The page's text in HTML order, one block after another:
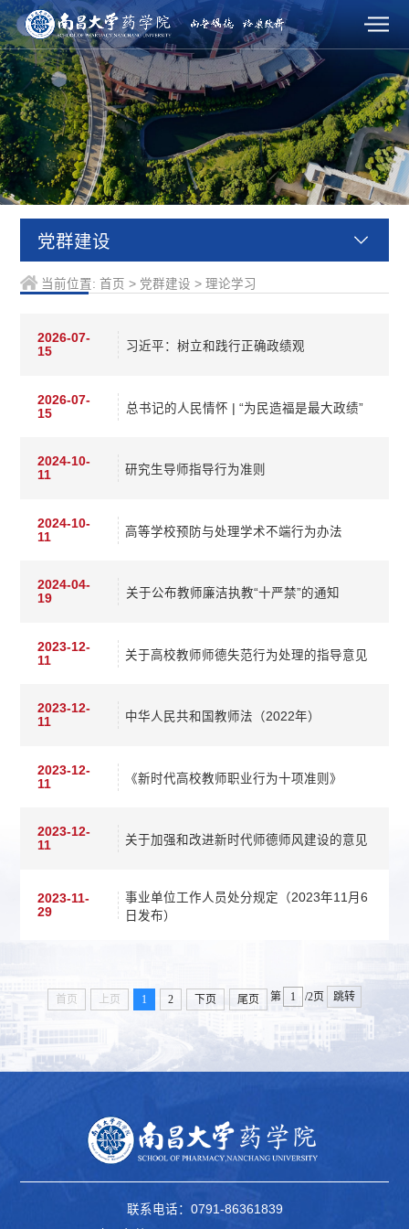
党群建设
当前位置: 首页 > 党群建设 > 理论学习
2026-07-
15
习近平：树立和践行正确政绩观
2026-07-
15
总书记的人民情怀 | “为民造福是最大政绩”
2024-10-
11
研究生导师指导行为准则
2024-10-
11
高等学校预防与处理学术不端行为办法
2024-04-
19
关于公布教师廉洁执教“十严禁”的通知
2023-12-
11
关于高校教师师德失范行为处理的指导意见
2023-12-
11
中华人民共和国教师法（2022年）
2023-12-
11
《新时代高校教师职业行为十项准则》
2023-12-
11
关于加强和改进新时代师德师风建设的意见
2023-11-
29
事业单位工作人员处分规定（2023年11月6
日发布）
首页 上页 1 2 下页 尾页 第 /2页 跳转
联系电话：0791-86361839